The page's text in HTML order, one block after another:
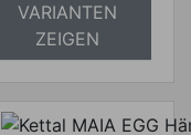
VARIANTEN
ZEIGEN